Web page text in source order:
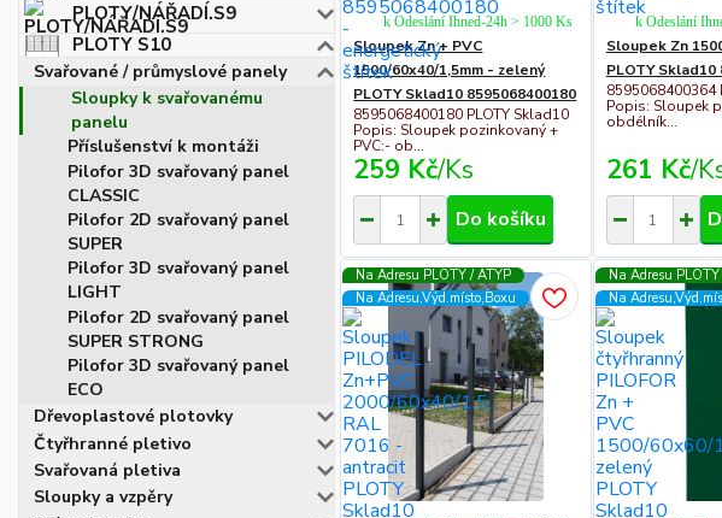
PLOTY/NÁŘADÍ.S9
PLOTY S10
Svařované / průmyslové panely
Sloupky k svařovanému
panelu
Příslušenství k montáži
Pilofor 3D svařovaný panel
CLASSIC
Pilofor 2D svařovaný panel
SUPER
Pilofor 3D svařovaný panel
LIGHT
Pilofor 2D svařovaný panel
SUPER STRONG
Pilofor 3D svařovaný panel
ECO
Dřevoplastové plotovky
Čtyřhranné pletivo
Svařovaná pletiva
Sloupky a vzpěry
Sloupek Zn + PVC
1500/60x40/1,5mm - zelený
PLOTY Sklad10 8595068400180
8595068400180 PLOTY Sklad10
Popis: Sloupek pozinkovaný +
PVC:- ob...
259 Kč/Ks
k Odeslání Ihned-24h > 1000 Ks
Do košíku
Sloupek Zn
PLOTY Sklad10
8595068400364
Popis: Sloupek
obdélník...
261 Kč/
k Odeslání
Na Adresu PLOTY / ATYP
Na Adresu,Výd.místo,Boxu
Na Adresu
Na